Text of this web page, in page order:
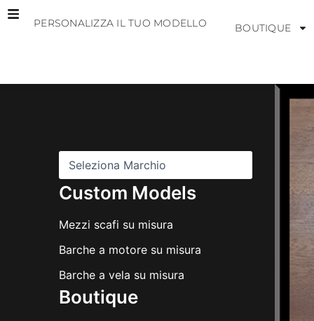
Vai
PERSONALIZZA IL TUO MODELLO BOUTIQUE
Custom Models
Mezzi scafi su misura
Barche a motore su misura
Barche a vela su misura
Boutique